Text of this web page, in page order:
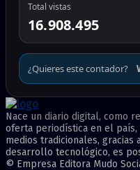
Total vistas
16.908.495
¿Quieres este contador?
Nace un diario digital, como
oferta periodística en el
medios tradicionales,
desarrollo tecnológico, es
© Empresa Editora Mudo